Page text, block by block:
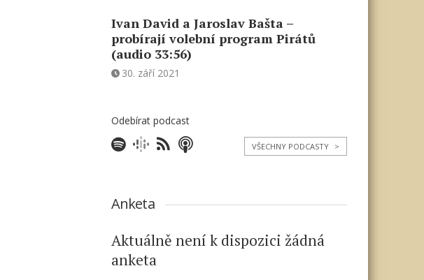
Ivan David a Jaroslav Bašta –
probírají volební program Pirátů
(audio 33:56)
30. září 2021
Odebírat podcast
VŠECHNY PODCASTY >
Anketa
Aktuálně není k dispozici žádná
anketa